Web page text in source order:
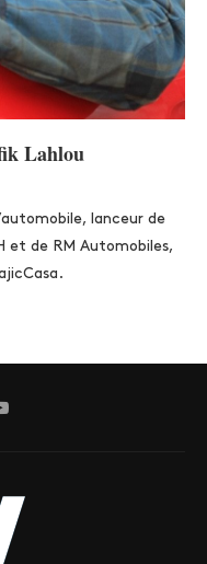
Lahlou
lanceur de
et de RM Automobiles,